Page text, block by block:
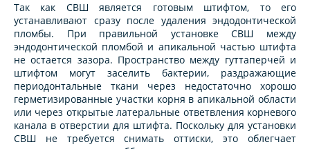
Так как СВШ является готовым штифтом, то его
устанавливают сразу после удаления эндодонтической
пломбы. При правильной установке СВШ между
эндодонтической пломбой и апикальной частью штифта
не остается зазора. Пространство между гуттаперчей и
штифтом могут заселить бактерии, раздражающие
периодонтальные ткани через недостаточно хорошо
герметизированные участки корня в апикальной области
или через открытые латеральные ответвления корневого
канала в отверстии для штифта. Поскольку для установки
СВШ не требуется снимать оттиски, это облегчает